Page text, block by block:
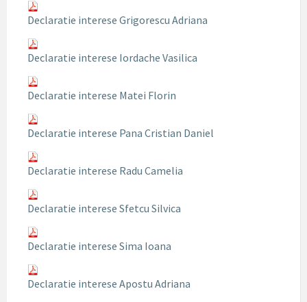
Declaratie interese Grigorescu Adriana
Declaratie interese Iordache Vasilica
Declaratie interese Matei Florin
Declaratie interese Pana Cristian Daniel
Declaratie interese Radu Camelia
Declaratie interese Sfetcu Silvica
Declaratie interese Sima Ioana
Declaratie interese Apostu Adriana